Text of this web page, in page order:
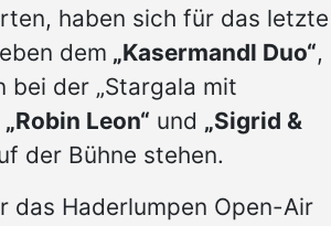
haben sich für das letzte
dem „Kasermandl Duo“,
bei der „Stargala mit
„Robin Leon“ und „Sigrid &
der Bühne stehen.
das Haderlumpen Open-Air